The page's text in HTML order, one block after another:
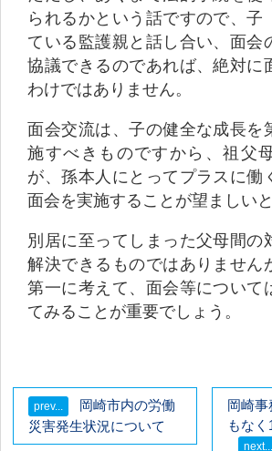
られるかという話ですので、子
ている監護親と話し合い、面会
協議できるのであれば、絶対に
わけではありません。
面会交流は、子の健全な成長を
施すべきものですから、祖父
が、孫本人にとってプラスに働
面会を実施することが望ましい
別居に至ってしまった父母間の
解決できるものではありません
第一に考えて、面会等について
てみることが重要でしょう。
岡崎市内の労働
災害発生状況について
岡崎
もなく